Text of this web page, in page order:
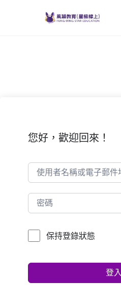
您好，歡迎回來！
保持登錄狀態
登入